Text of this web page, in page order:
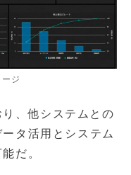
ジ
、他システムとの
タ活用とシステム
だ。